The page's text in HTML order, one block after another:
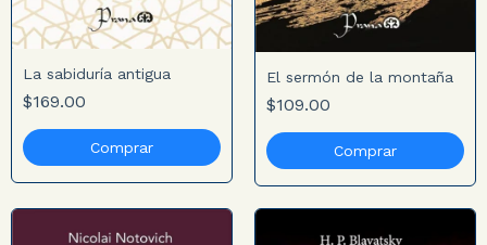
La sabiduría antigua
$169.00
El sermón de la montaña
$109.00